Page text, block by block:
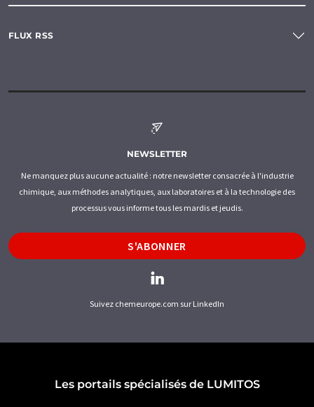
FLUX RSS
NEWSLETTER
Ne manquez plus aucune actualité : notre newsletter consacrée à l'industrie
chimique, aux méthodes analytiques, aux laboratoires et à la technologie des
processus vous informe tous les mardis et jeudis.
S'ABONNER
Suivez chemeurope.com sur LinkedIn
Les portails spécialisés de LUMITOS